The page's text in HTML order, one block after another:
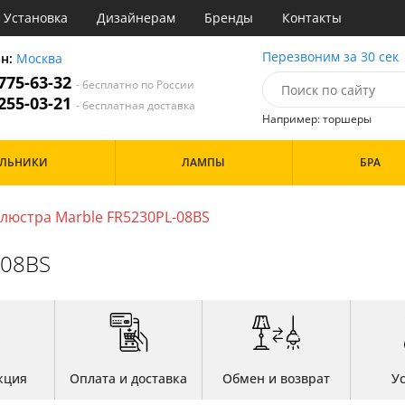
Установка Дизайнерам Бренды Контакты
Москва
63-32 - бесплатно по России
03-21 - бесплатная доставка
Перезвоним за 30 сек
Например: торшеры
Кафе
Бронза
Золото
Особенности
ЛАМПЫ БРА
Marble FR5230PL-08BS
Оплата и доставка Обмен и возврат